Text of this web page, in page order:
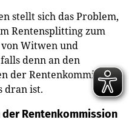
stellt sich das Problem,
Rentensplitting zum
Witwen und
denn an den
der Rentenkommission
dran ist.
Rentenkommission